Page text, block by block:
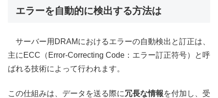
エラーを自動的に検出する方法は
サーバー用DRAMにおけるエラーの自動検出と訂正は、
主にECC（Error-Correcting Code：エラー訂正符号）と呼
ばれる技術によって行われます。
この仕組みは、データを送る際に冗長な情報を付加し、受